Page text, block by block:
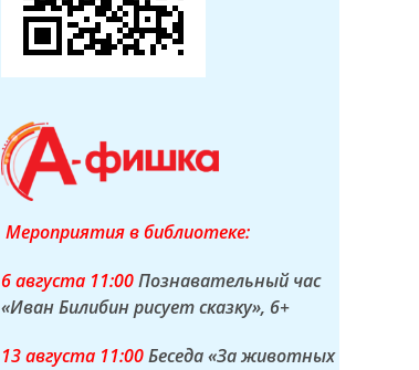
Мероприятия в библиотеке:
6 августа 11:00Познавательный час
«Иван Билибин рисует сказку», 6+
13 августа 11:00Беседа «За животных